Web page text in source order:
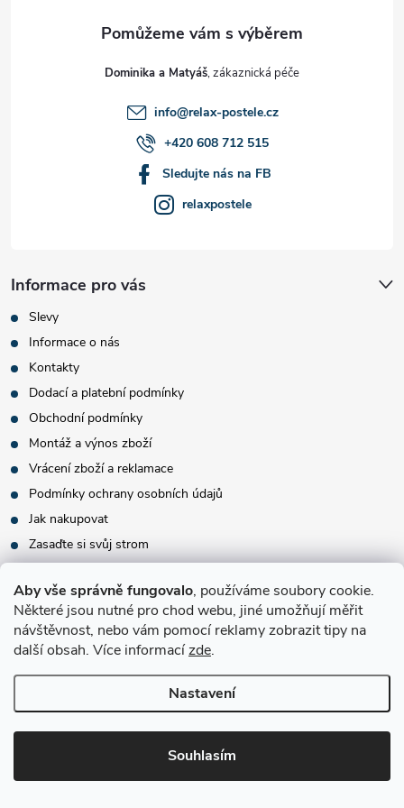
Aby vše správně fungovalo, používáme soubory cookie.
Některé jsou nutné pro chod webu, jiné umožňují měřit
návštěvnost, nebo vám pomocí reklamy zobrazit tipy na
další obsah. Více informacízde.
Nastavení
Souhlasím
Dominika a Matyáš
info@relax-postele.cz
+420 608 712 515
Sledujte nás na FB
relaxpostele
Informace pro vás
Slevy
Informace o nás
Kontakty
Dodací a platební podmínky
Obchodní podmínky
Montáž a výnos zboží
Vrácení zboží a reklamace
Podmínky ochrany osobních údajů
Jak nakupovat
Zasaďte si svůj strom